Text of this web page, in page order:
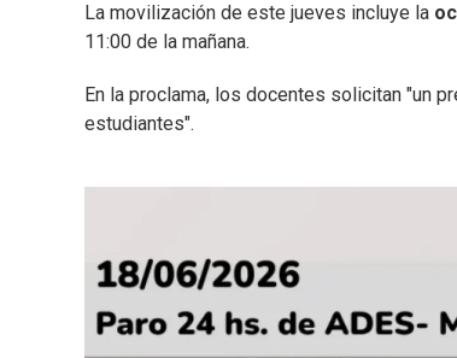
La movilización de este jueves incluye la
11:00 de la mañana.
En la proclama, los docentes solicitan "un
estudiantes".